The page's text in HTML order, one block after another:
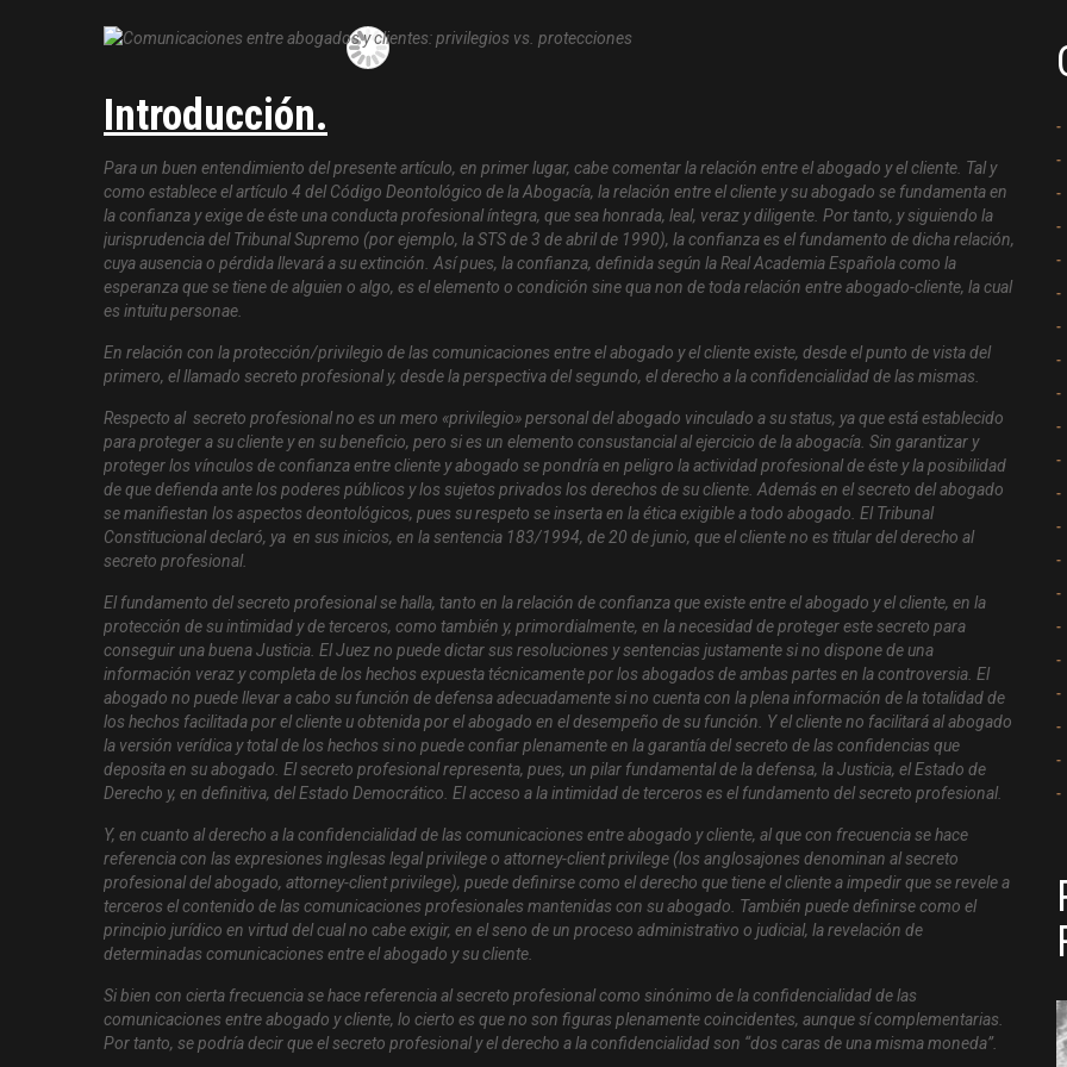
Introducción.
Para un buen entendimiento del presente artículo, en primer lugar, cabe comentar la relación entre el abogado y el cliente. Tal y
como establece el artículo 4 del Código Deontológico de la Abogacía, la relación entre el cliente y su abogado se fundamenta en
la confianza y exige de éste una conducta profesional íntegra, que sea honrada, leal, veraz y diligente. Por tanto, y siguiendo la
jurisprudencia del Tribunal Supremo (por ejemplo, la STS de 3 de abril de 1990), la confianza es el fundamento de dicha relación,
cuya ausencia o pérdida llevará a su extinción. Así pues, la confianza, definida según la Real Academia Española como la
esperanza que se tiene de alguien o algo, es el elemento o condición sine qua non de toda relación entre abogado-cliente, la cual
es intuitu personae
En relación con la protección/privilegio de las comunicaciones entre el abogado y el cliente existe, desde el punto de vista del
primero, el llamado secreto profesional y, desde la perspectiva del segundo, el derecho a la confidencialidad de las mismas.
Respecto al secreto profesional no es un mero «privilegio» personal del abogado vinculado a sustatus, ya que está establecido
para proteger a su cliente y en su beneficio, pero si es un elemento consustancial al ejercicio de la abogacía. Sin garantizar y
proteger los vínculos de confianza entre cliente y abogado se pondría en peligro la actividad profesional de éste y la posibilidad
de que defienda ante los poderes públicos y los sujetos privados los derechos de su cliente. Además en el secreto del abogado
se manifiestan los aspectos deontológicos, pues su respeto se inserta en la ética exigible a todo abogado. El Tribunal
Constitucional declaró, ya en sus inicios, en la sentencia 183/1994, de 20 de junio, que el cliente no es titular del derecho al
secreto profesional.
El fundamento del secreto profesional se halla, tanto en la relación de confianza que existe entre el abogado y el cliente, en la
protección de su intimidad y de terceros, como también y, primordialmente, en la necesidad de proteger este secreto para
conseguir una buena Justicia. El Juez no puede dictar sus resoluciones y sentencias justamente si no dispone de una
información veraz y completa de los hechos expuesta técnicamente por los abogados de ambas partes en la controversia. El
abogado no puede llevar a cabo su función de defensa adecuadamente si no cuenta con la plena información de la totalidad de
los hechos facilitada por el cliente u obtenida por el abogado en el desempeño de su función. Y el cliente no facilitará al abogado
la versión verídica y total de los hechos si no puede confiar plenamente en la garantía del secreto de las confidencias que
deposita en su abogado. El secreto profesional representa, pues, un pilar fundamental de la defensa, la Justicia, el Estado de
Derecho y, en definitiva, del Estado Democrático. El acceso a la intimidad de terceros es el fundamento del secreto profesional.
Y, en cuanto al derecho a la confidencialidad de las comunicaciones entre abogado y cliente, al que con frecuencia se hace
referencia con las expresiones inglesas legal privilegeo attorney-client privilege (los anglosajones denominan al secreto
profesional del abogado, attorney-client privilege), puede definirse como el derecho que tiene el cliente a impedir que se revele a
terceros el contenido de las comunicaciones profesionales mantenidas con su abogado. También puede definirse como el
principio jurídico en virtud del cual no cabe exigir, en el seno de un proceso administrativo o judicial, la revelación de
determinadas comunicaciones entre el abogado y su cliente.
Si bien con cierta frecuencia se hace referencia al secreto profesional como sinónimo de la confidencialidad de las
comunicaciones entre abogado y cliente, lo cierto es que no son figuras plenamente coincidentes, aunque sí complementarias.
Por tanto, se podría decir que el secreto profesional y el derecho a la confidencialidad son “dos caras de una misma moneda”.